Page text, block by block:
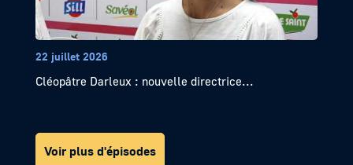
22 juillet 2026
Cléopâtre Darleux : nouvelle directrice...
Voir plus d'épisodes